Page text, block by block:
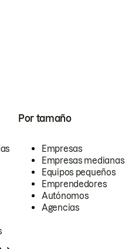
Por tamaño
Empresas
Empresas medianas
Equipos pequeños
Emprendedores
Autónomos
Agencias